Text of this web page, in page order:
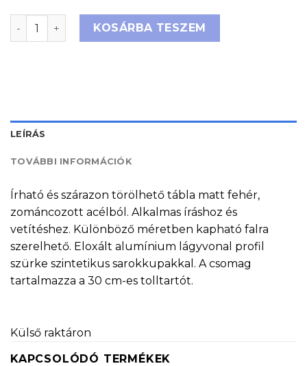
Írható Softline matt fehér projektor tábla mennyiség
KOSÁRBA TESZEM
LEÍRÁS
TOVÁBBI INFORMÁCIÓK
Írható és szárazon törölhető tábla matt fehér,
zománcozott acélból. Alkalmas íráshoz és
vetítéshez. Különböző méretben kapható falra
szerelhető. Eloxált alumínium lágyvonal profil
szürke szintetikus sarokkupakkal. A csomag
tartalmazza a 30 cm-es tolltartót.
Külső raktáron
KAPCSOLÓDÓ TERMÉKEK